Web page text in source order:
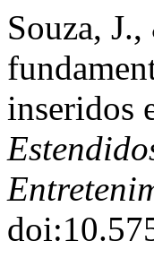
Souza,
inseridos